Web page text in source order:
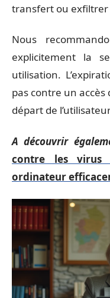
transfert ou exfiltrer
Nous
explicitement la
utilisation.
pas contre un
départ de
A découvrir
contre les virus
ordinateur